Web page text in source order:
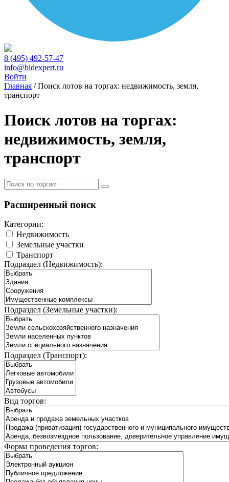
8 (495) 492-57-47
info@bidexpert.ru
Войти
Главная /Поиск лотов на торгах: недвижимость, земля,
транспорт
Поиск лотов на торгах:
недвижимость, земля,
транспорт
Расширенный поиск
Категории:
Недвижимость
Земельные участки
Транспорт
Подраздел (Недвижимость):
Подраздел (Земельные участки):
Подраздел (Транспорт):
Вид торгов:
Форма проведения торгов: